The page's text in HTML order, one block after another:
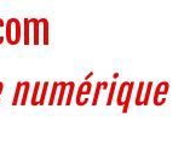
numérique